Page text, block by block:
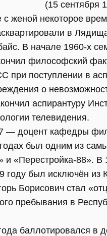
(15 сентября
с женой некоторое
в
В начале 1960-х
философский
при поступлении в
о
аспирантуру
телевидения.
— доцент кафедры
был одним из
и «Перестройка-88».
году был исключён из
Борисович стал
пребывания в
баллотировался в